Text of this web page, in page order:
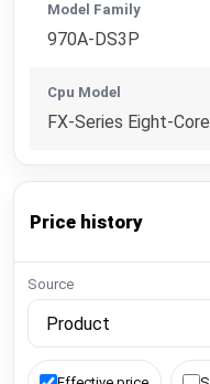
Model Family
970A-DS3P
Cpu Model
FX-Series Eight-
Price history
Source